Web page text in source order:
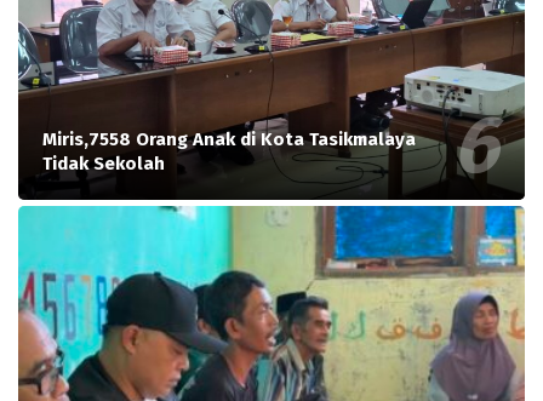
Miris,7558 Orang Anak di Kota Tasikmalaya
Tidak Sekolah